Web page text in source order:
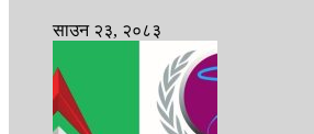
साउन २३, २०८३